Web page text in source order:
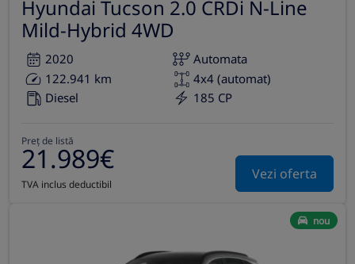
Hyundai Tucson 2.0 CRDi N-Line
Mild-Hybrid 4WD
2020
Automata
122.941 km
4x4 (automat)
Diesel
185 CP
Preț de listă
21.989€
TVA inclus deductibil
Vezi oferta
nou